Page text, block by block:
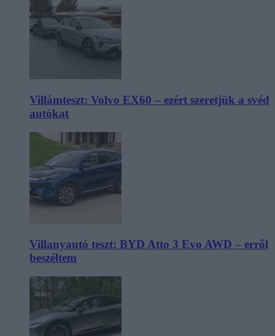
Villámteszt: Volvo EX60 – ezért szeretjük a svéd
autókat
Villanyautó teszt: BYD Atto 3 Evo AWD – erről
beszéltem